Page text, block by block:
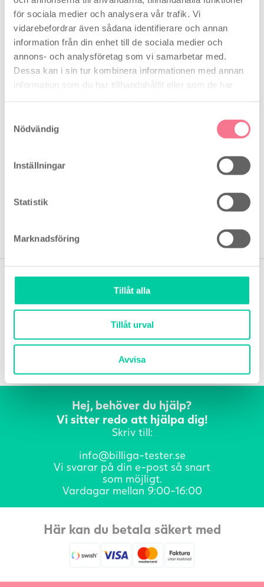
för sociala medier och analysera vår trafik. Vi
vidarebefordrar även sådana identifierare och annan
information från din enhet till de sociala medier och
annons- och analysföretag som vi samarbetar med.
Dessa kan i sin tur kombinera informationen med annan
information som du har tillhandahållit eller som de har
Nödvändig
Inställningar
Statistik
Marknadsföring
Tillåt alla
Tillåt urval
Avvisa
Vatten, fosfatbuffrad saltlösning, natriumhyaluronat
(hyaluronsyra), fenoxietanol, metylparaben.
Anvisningar för användning:
Läs den bifogade bipacksedeln före användning.
applikatorn är skadad. Använd inte om applikatorns
utgångsdatum har passerats. Förvaras oåtkomligt för
Kassera tuben.
Hej, behöver du hjälp?
Vi sitter redo att hjälpa dig!
Skriv till:
info@billiga-tester.se
Vi svarar på din e-post så snart
som möjligt.
Vardagar mellan 9:00-16:00
Här kan du betala säkert med